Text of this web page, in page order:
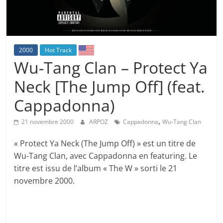
2000 Hot Track
Wu-Tang Clan – Protect Ya
Neck [The Jump Off] (feat.
Cappadonna)
21 novembre 2000 ARPOZ Cappadonna,Wu-Tang Clan
« Protect Ya Neck (The Jump Off) » est un titre de
Wu-Tang Clan, avec Cappadonna en featuring. Le
titre est issu de l’album « The W » sorti le 21
novembre 2000.